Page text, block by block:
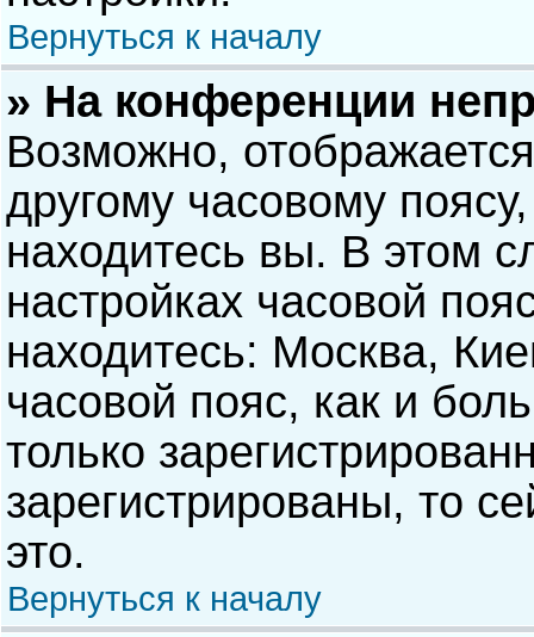
Вернуться к началу
» На конференции
Возможно,
другому часовому
находитесь вы. В этом
настройках часовой
находитесь: Москва,
часовой пояс, как и
только
зарегистрированы, то
это.
Вернуться к началу